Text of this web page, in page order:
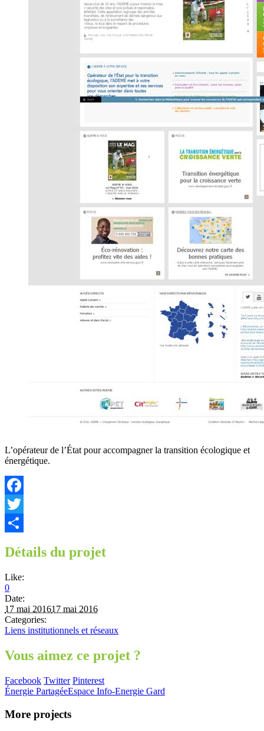
L’opérateur de l’État pour accompagner la transition écologique et
énergétique.
Facebook
Twitter
Détails du projet
Like:
0
Date:
17 mai 201617 mai 2016
Categories:
Liens institutionnels et réseaux
Vous aimez ce projet ?
Facebook Twitter Pinterest
Énergie PartagéeEspace Info-Energie Gard
More projects